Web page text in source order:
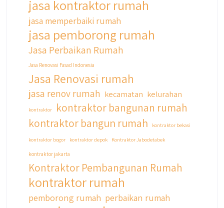
jasa kontraktor rumah
jasa memperbaiki rumah
jasa pemborong rumah
Jasa Perbaikan Rumah
Jasa Renovasi Fasad Indonesia
Jasa Renovasi rumah
jasa renov rumah kecamatan kelurahan
kontraktor
kontraktor bangunan rumah
kontraktor bangun rumah
kontraktor bekasi
kontraktor bogor kontraktor depok Kontraktor Jabodetabek
kontraktor jakarta
Kontraktor Pembangunan Rumah
kontraktor rumah
pemborong rumah perbaikan rumah